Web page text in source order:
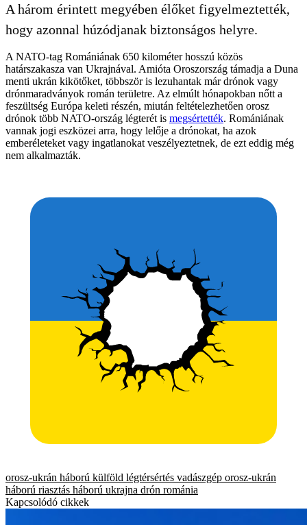
A három érintett megyében élőket figyelmeztették,
hogy azonnal húzódjanak biztonságos helyre.
A NATO-tag Romániának 650 kilométer hosszú közös
határszakasza van Ukrajnával. Amióta Oroszország támadja a Duna
menti ukrán kikötőket, többször is lezuhantak már drónok vagy
drónmaradványok román területre. Az elmúlt hónapokban nőtt a
feszültség Európa keleti részén, miután feltételezhetően orosz
drónok több NATO-ország légterét is megsértették. Romániának
vannak jogi eszközei arra, hogy lelője a drónokat, ha azok
emberéleteket vagy ingatlanokat veszélyeztetnek, de ezt eddig még
nem alkalmazták.
orosz-ukrán háború külföld légtérsértés vadászgép orosz-ukrán
háború riasztás háború ukrajna drón románia
Kapcsolódó cikkek